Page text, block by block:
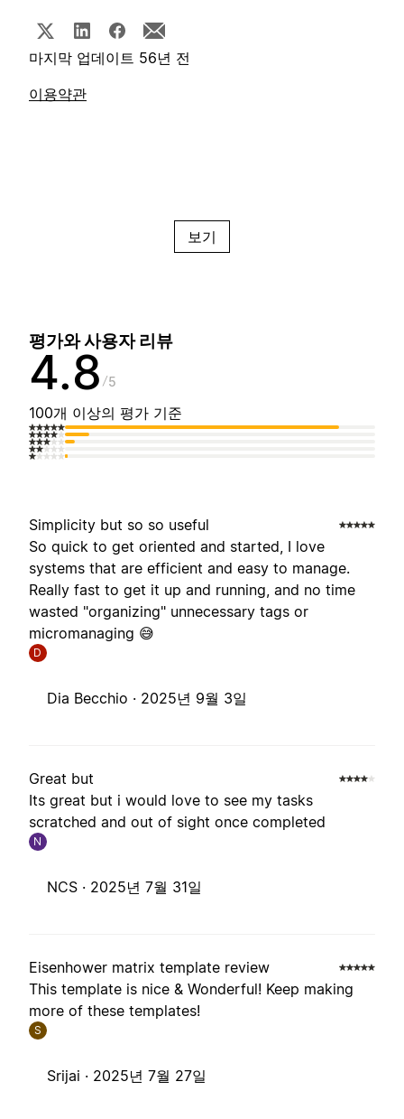
마지막 업데이트 56년 전
이용약관
보기
평가와 사용자 리뷰
4.8 5
100개 이상의 평가 기준
Simplicity but so so useful
So quick to get oriented and started, I love
systems that are efficient and easy to manage.
Really fast to get it up and running, and no time
wasted "organizing" unnecessary tags or
micromanaging 😅
D
Dia Becchio · 2025년 9월 3일
Great but
Its great but i would love to see my tasks
scratched and out of sight once completed
N
NCS · 2025년 7월 31일
Eisenhower matrix template review
This template is nice & Wonderful! Keep making
more of these templates!
S
Srijai · 2025년 7월 27일